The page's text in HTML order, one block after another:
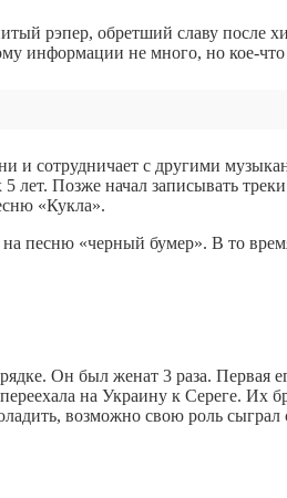
рэпер, обретший славу после
информации не много, но кое-
и сотрудничает с другими
лет. Позже начал записывать
«Кукла».
«черный бумер». В то
Он был женат 3 раза. Первая
на Украину к Сереге. Их
возможно свою роль